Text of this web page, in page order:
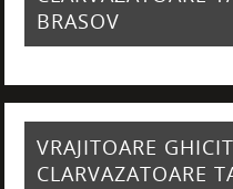
BRASOV
VRAJITOARE
CLARVAZATOARE